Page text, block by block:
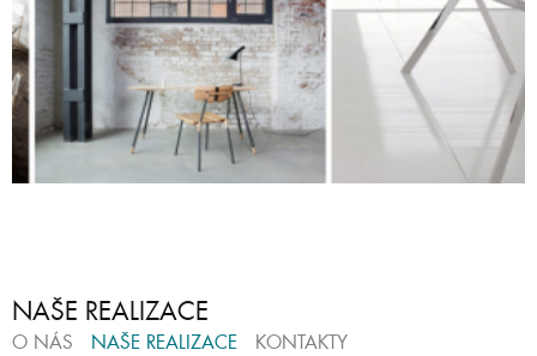
NAŠE REALIZACE
O NÁS NAŠE REALIZACE KONTAKTY